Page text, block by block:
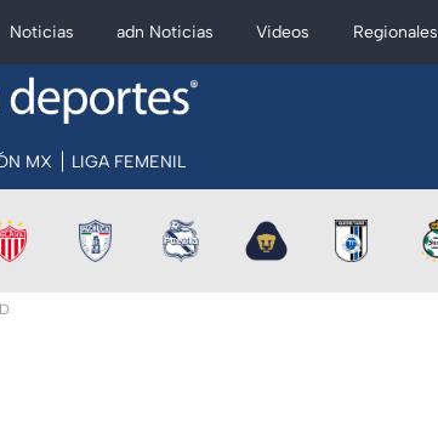
Noticias adn Noticias Videos Regionales
MX LIGA FEMENIL